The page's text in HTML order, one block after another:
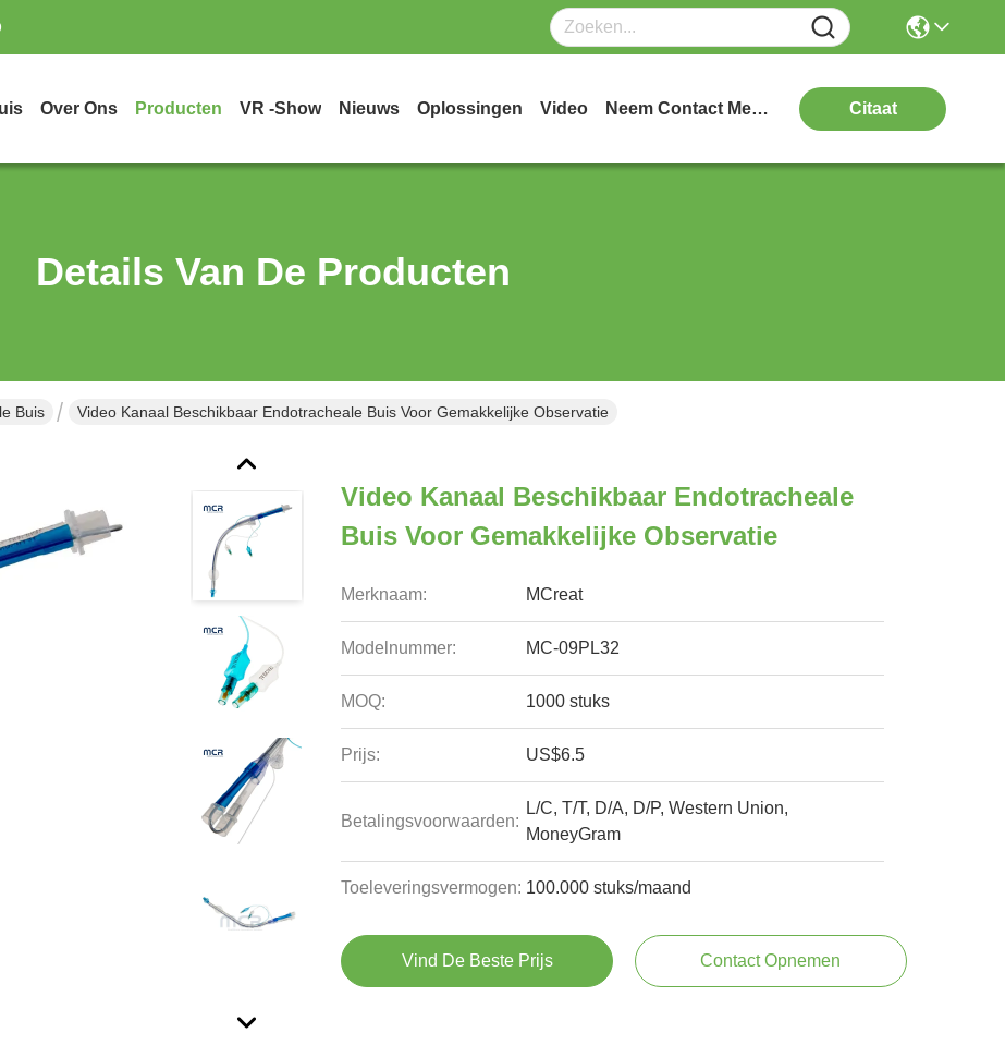
Over Ons Producten VR -show Nieuws Oplossingen Video Neem Contact Met Ons Op Citaat
Details Van De Producten
Buis Video Kanaal Beschikbaar Endotracheale Buis Voor Gemakkelijke Observatie
Video Kanaal Beschikbaar Endotracheale
Buis Voor Gemakkelijke Observatie
Merknaam: MCreat
Modelnummer: MC-09PL32
MOQ: 1000 stuks
Prijs: US$6.5
Betalingsvoorwaarden:
L/C, T/T, D/A, D/P, Western Union,
MoneyGram
Toeleveringsvermogen: 100.000 stuks/maand
Vind De Beste Prijs Contact Opnemen